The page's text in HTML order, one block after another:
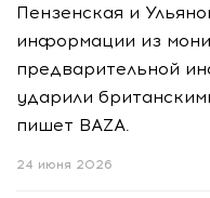
Пензенская и
информации из
предварительной
ударили
пишет BAZA.
24 июня 2026